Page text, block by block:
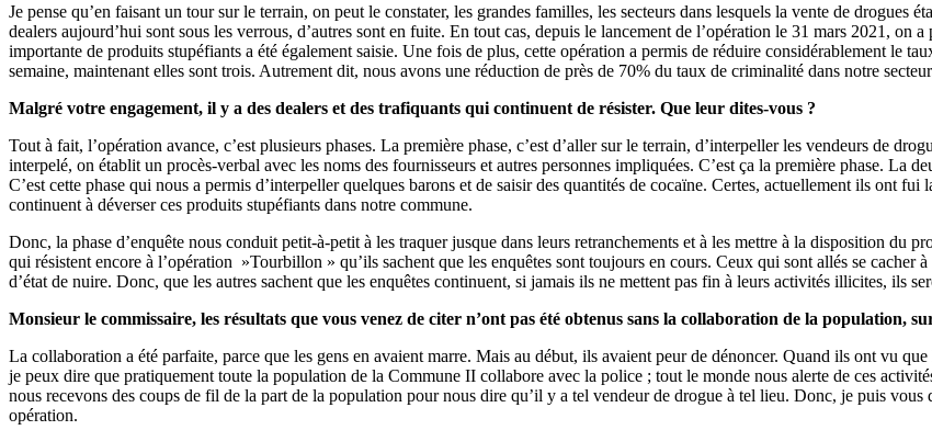
Je pense qu’en faisant un tour sur le terrain, on peut le constater, les grandes familles, les secteurs dans lesquels la vente de drogues
dealers aujourd’hui sont sous les verrous, d’autres sont en fuite. En tout cas, depuis le lancement de l’opération le 31 mars 2021, on
importante de produits stupéfiants a été également saisie. Une fois de plus, cette opération a permis de réduire considérablement le
semaine, maintenant elles sont trois. Autrement dit, nous avons une réduction de près de 70% du taux de criminalité dans notre
Malgré votre engagement, il y a des dealers et des trafiquants qui continuent de résister. Que leur dites-vous ?
Tout à fait, l’opération avance, c’est plusieurs phases. La première phase, c’est d’aller sur le terrain, d’interpeller les vendeurs de
interpelé, on établit un procès-verbal avec les noms des fournisseurs et autres personnes impliquées. C’est ça la première phase. La
C’est cette phase qui nous a permis d’interpeller quelques barons et de saisir des quantités de cocaïne. Certes, actuellement ils ont
continuent à déverser ces produits stupéfiants dans notre commune.
Donc, la phase d’enquête nous conduit petit-à-petit à les traquer jusque dans leurs retranchements et à les mettre à la disposition du
qui résistent encore à l’opération »Tourbillon » qu’ils sachent que les enquêtes sont toujours en cours. Ceux qui sont allés se cacher
d’état de nuire. Donc, que les autres sachent que les enquêtes continuent, si jamais ils ne mettent pas fin à leurs activités illicites, ils
Monsieur le commissaire, les résultats que vous venez de citer n’ont pas été obtenus sans la collaboration de la population,
La collaboration a été parfaite, parce que les gens en avaient marre. Mais au début, ils avaient peur de dénoncer. Quand ils ont vu
je peux dire que pratiquement toute la population de la Commune II collabore avec la police ; tout le monde nous alerte de ces
nous recevons des coups de fil de la part de la population pour nous dire qu’il y a tel vendeur de drogue à tel lieu. Donc, je puis
opération.